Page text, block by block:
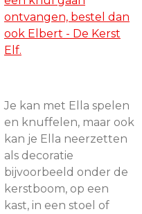
ontvangen, bestel dan
ook Elbert - De Kerst
Elf.
Je kan met Ella spelen
en knuffelen, maar ook
kan je Ella neerzetten
als decoratie
bijvoorbeeld onder de
kerstboom, op een
kast, in een stoel of